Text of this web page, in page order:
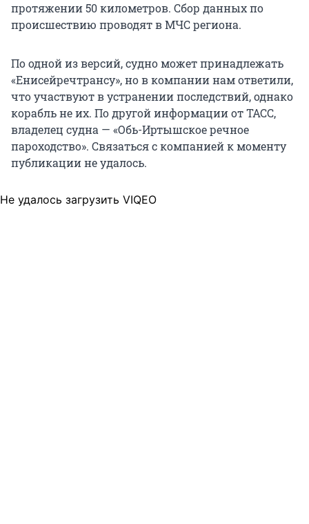
протяжении 50 километров. Сбор данных по
происшествию проводят в МЧС региона.
По одной из версий, судно может принадлежать
«Енисейречтрансу», но в компании нам ответили,
что участвуют в устранении последствий, однако
корабль не их. По другой информации от ТАСС,
владелец судна — «Обь-Иртышское речное
пароходство». Связаться с компанией к моменту
публикации не удалось.
Не удалось загрузить VIQEO